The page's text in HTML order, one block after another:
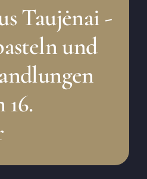
Taujėnai -
und